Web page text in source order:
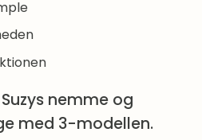
nemme og
med 3-modellen.